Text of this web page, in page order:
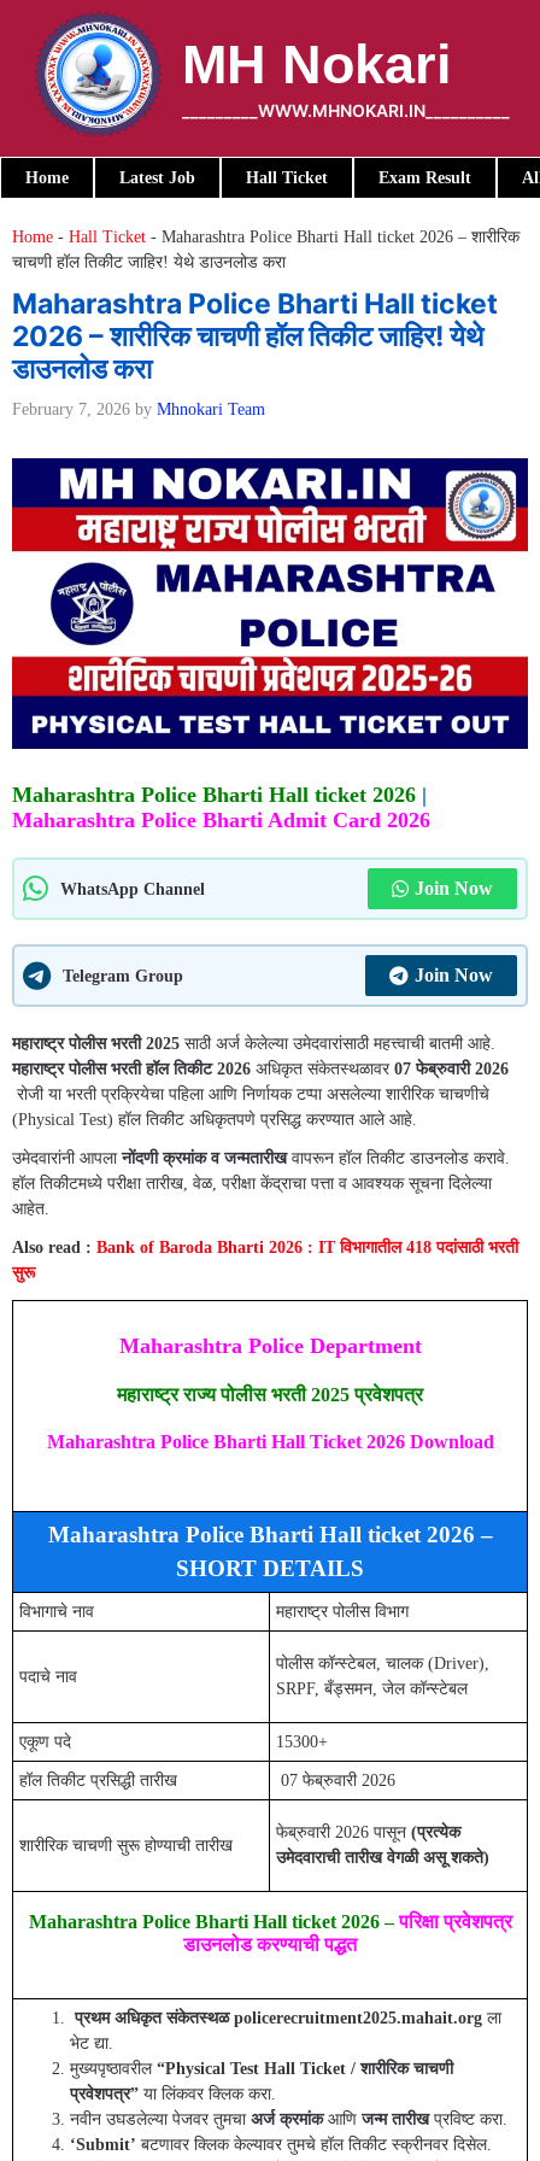
content
MH Nokari
_________WWW.MHNOKARI.IN__________
Home Latest Job Hall Ticket Exam Result
Home - Hall Ticket - Maharashtra Police Bharti Hall ticket 2026 – शारीरिक
चाचणी हॉल तिकीट जाहिर! येथे डाउनलोड करा
Maharashtra Police Bharti Hall ticket
2026 – शारीरिक चाचणी हॉल तिकीट जाहिर! येथे
डाउनलोड करा
February 7, 2026 by Mhnokari Team
Maharashtra Police Bharti Hall ticket 2026 |
Maharashtra Police Bharti Admit Card 2026
WhatsApp Channel Join Now
Telegram Group Join Now
महाराष्ट्र पोलीसभरती 2025 साठी अर्ज केलेल्या उमेदवारांसाठी महत्त्वाची बातमी आहे.
महाराष्ट्र पोलीस भरती हॉल तिकीट 2026 अधिकृत संकेतस्थळावर 07 फेब्रुवारी 2026
रोजी या भरती प्रक्रियेचा पहिला आणि निर्णायक टप्पा असलेल्या शारीरिक चाचणीचे
(Physical Test) हॉल तिकीट अधिकृतपणे प्रसिद्ध करण्यात आले आहे.
उमेदवारांनी आपलानोंदणी क्रमांक व जन्मतारीखवापरून हॉल तिकीट डाउनलोड करावे.
हॉल तिकीटमध्ये परीक्षा तारीख, वेळ, परीक्षा केंद्राचा पत्ता व आवश्यक सूचना दिलेल्या
आहेत.
Also read : Bank of Baroda Bharti 2026 : IT विभागातील 418 पदांसाठी भरती
सुरू
Maharashtra Police Department
महाराष्ट्र राज्य पोलीस भरती 2025 प्रवेशपत्र
Maharashtra Police Bharti Hall Ticket 2026 Download
Maharashtra Police Bharti Hall ticket 2026 –
SHORT DETAILS
विभागाचे नाव महाराष्ट्र पोलीस विभाग
पदाचे नाव
पोलीस कॉन्स्टेबल, चालक (Driver),
SRPF, बँड्समन, जेल कॉन्स्टेबल
एकूण पदे 15300+
हॉल तिकीट प्रसिद्धी तारीख 07 फेब्रुवारी 2026
शारीरिक चाचणी सुरू होण्याची तारीख
फेब्रुवारी 2026 पासून (प्रत्येक
उमेदवाराची तारीख वेगळी असू शकते)
Maharashtra Police Bharti Hall ticket 2026 –परिक्षा प्रवेशपत्र
डाउनलोड करण्याची पद्धत
प्रथम अधिकृत संकेतस्थळ policerecruitment2025.mahait.org ला
भेट द्या.
मुख्यपृष्ठावरील “Physical Test Hall Ticket / शारीरिक चाचणी
प्रवेशपत्र” या लिंकवर क्लिक करा.
नवीन उघडलेल्या पेजवर तुमचा अर्ज क्रमांकआणिजन्म तारीखप्रविष्ट करा.
‘Submit’ बटणावर क्लिक केल्यावर तुमचे हॉल तिकीट स्क्रीनवर दिसेल.